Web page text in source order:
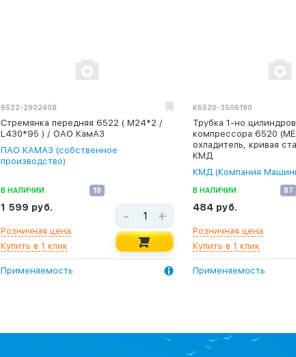
6522-2902408
Стремянка передняя 6522 ( М24*2 /
L430*95 ) / ОАО КамАЗ
ПАО КАМАЗ (собственное
производство)
В НАЛИЧИИ 18
1 599 руб.
Розничная цена
Купить в 1 клик
- +
Применяемость
К6520-3506190
Трубка 1-но
компрессора 6520
охладитель, кривая
КМД
КМД (Компания
В НАЛИЧИИ 87
484 руб.
Розничная цена
Купить в 1 клик
Применяемость